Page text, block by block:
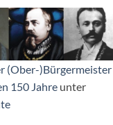
(Ober-)Bürgermeister
150 Jahre unter